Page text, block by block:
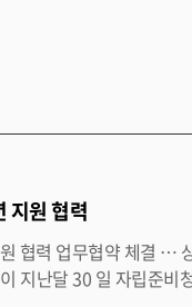
지원 협력